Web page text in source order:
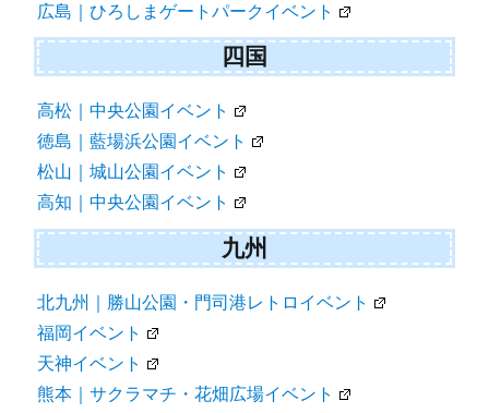
広島｜ひろしまゲートパークイベント
四国
高松｜中央公園イベント
徳島｜藍場浜公園イベント
松山｜城山公園イベント
高知｜中央公園イベント
九州
北九州｜勝山公園・門司港レトロイベント
福岡イベント
天神イベント
熊本｜サクラマチ・花畑広場イベント